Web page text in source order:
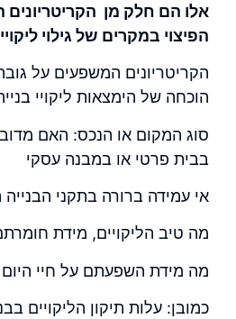
אלו הם חלק מן הקריטריונים
הפיצוי במקרים של גילוי ליקויים:
הקריטריונים המשפעים על גובה
הוכחה של הימצאות ליקויי בנייה
סוג המקום או הנכס: האם מדובר
בבית פרטי או במבנה עסקי
אי עמידה ברורהבתקני הבנייה
מה טיב הליקויים, מידת חומרתם,
מה מידת השפעתם על חיי היום
כמובן: עלות תיקוןהליקוייםבבנייה